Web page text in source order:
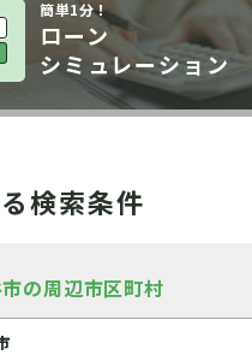
簡単1分！
ローン
シミュレーション
検索条件
の周辺市区町村